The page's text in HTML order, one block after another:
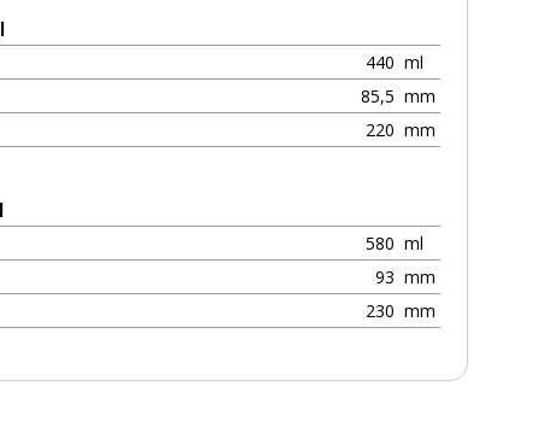
440 ml
85,5 mm
220 mm
580 ml
93 mm
230 mm